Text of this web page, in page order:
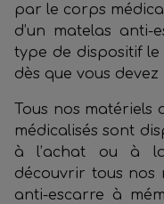
par le corps
d’un matelas
type de dispositif
dès que vous
Tous nos matériels
médicalisés sont
à l’achat ou à
découvrir tous nos
anti-escarre à